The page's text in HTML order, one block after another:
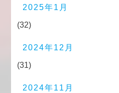
2025年1月
(32)
2024年12月
(31)
2024年11月